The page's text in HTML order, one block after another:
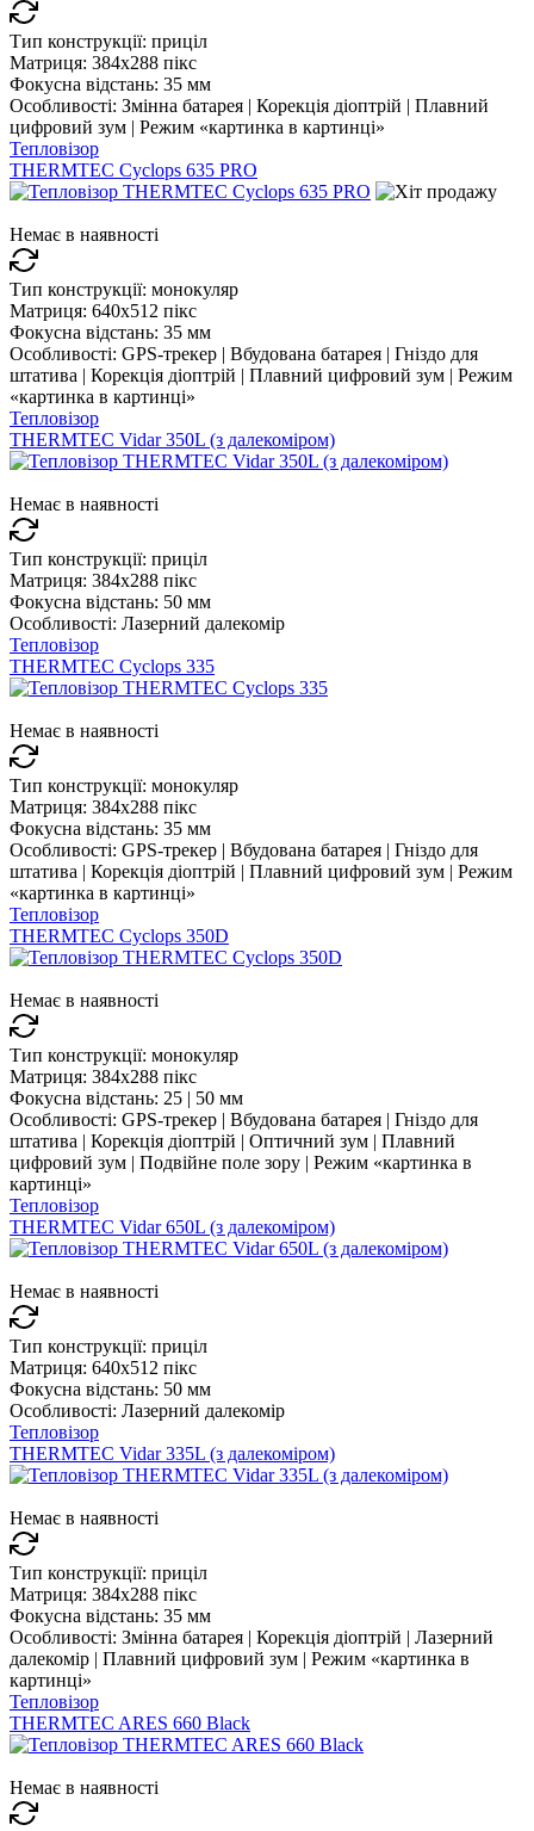
Тип конструкції: приціл
Матриця: 384x288 пікс
Фокусна відстань: 35 мм
Особливості: Змінна батарея | Корекція діоптрій | Плавний
цифровий зум | Режим «картинка в картинці»
Тепловізор
THERMTEC Cyclops 635 PRO
Немає в наявності
Тип конструкції: монокуляр
Матриця: 640x512 пікс
Фокусна відстань: 35 мм
Особливості: GPS-трекер | Вбудована батарея | Гніздо для
штатива | Корекція діоптрій | Плавний цифровий зум | Режим
«картинка в картинці»
Тепловізор
THERMTEC Vidar 350L (з далекоміром)
Немає в наявності
Тип конструкції: приціл
Матриця: 384x288 пікс
Фокусна відстань: 50 мм
Особливості: Лазерний далекомір
Тепловізор
THERMTEC Cyclops 335
Немає в наявності
Тип конструкції: монокуляр
Матриця: 384x288 пікс
Фокусна відстань: 35 мм
Особливості: GPS-трекер | Вбудована батарея | Гніздо для
штатива | Корекція діоптрій | Плавний цифровий зум | Режим
«картинка в картинці»
Тепловізор
THERMTEC Cyclops 350D
Немає в наявності
Тип конструкції: монокуляр
Матриця: 384x288 пікс
Фокусна відстань: 25 | 50 мм
Особливості: GPS-трекер | Вбудована батарея | Гніздо для
штатива | Корекція діоптрій | Оптичний зум | Плавний
цифровий зум | Подвійне поле зору | Режим «картинка в
картинці»
Тепловізор
THERMTEC Vidar 650L (з далекоміром)
Немає в наявності
Тип конструкції: приціл
Матриця: 640x512 пікс
Фокусна відстань: 50 мм
Особливості: Лазерний далекомір
Тепловізор
THERMTEC Vidar 335L (з далекоміром)
Немає в наявності
Тип конструкції: приціл
Матриця: 384x288 пікс
Фокусна відстань: 35 мм
Особливості: Змінна батарея | Корекція діоптрій | Лазерний
далекомір | Плавний цифровий зум | Режим «картинка в
картинці»
Тепловізор
THERMTEC ARES 660 Black
Немає в наявності